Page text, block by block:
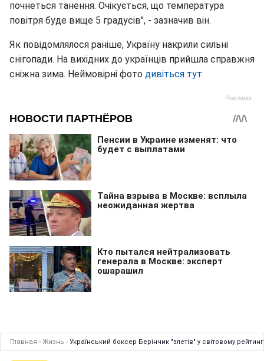
почнеться танення. Очікується, що температура
повітря буде вище 5 градусів", - зазначив він.
Як повідомлялося раніше, Україну накрили сильні
снігопади. На вихідних до українців прийшла справжня
сніжна зима. Неймовірні фото дивіться тут.
Главная › Жизнь › Український боксер Берінчик "злетів" у світовому